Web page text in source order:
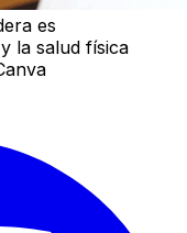
es
la salud física